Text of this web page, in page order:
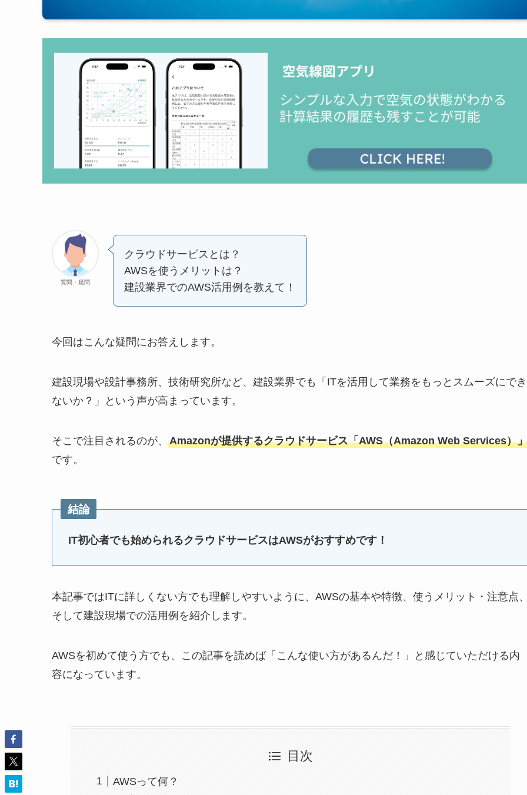
質問・疑問
クラウドサービスとは？
AWSを使うメリットは？
建設業界でのAWS活用例を教えて！
今回はこんな疑問にお答えします。
建設現場や設計事務所、技術研究所など、建設業界でも「ITを活用して業務をもっとスムーズにでき
ないか？」という声が高まっています。
そこで注目されるのが、 Amazonが提供するクラウドサービス「AWS（Amazon Web Services）」
です。
結論
IT初心者でも始められるクラウドサービスはAWSがおすすめです！
本記事ではITに詳しくない方でも理解しやすいように、AWSの基本や特徴、使うメリット・注意点
そして建設現場での活用例を紹介します。
AWSを初めて使う方でも、この記事を読めば「こんな使い方があるんだ！」と感じていただける内
容になっています。
目次
AWSって何？